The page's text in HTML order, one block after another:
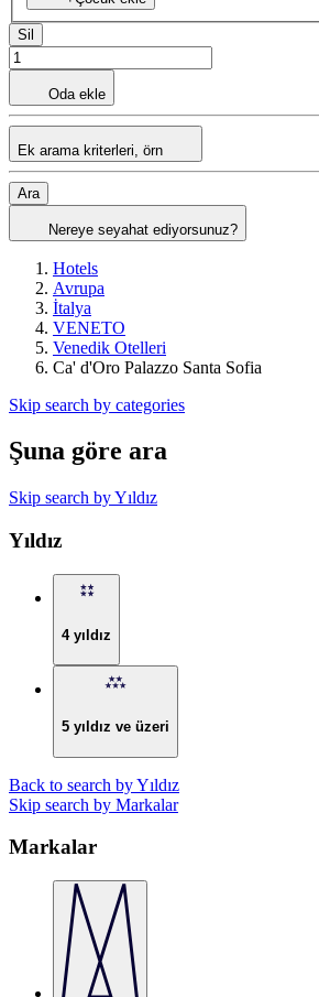
Sil
Oda ekle
Ek arama kriterleri, örn
Ara
Nereye seyahat ediyorsunuz?
Hotels
Avrupa
İtalya
VENETO
Venedik Otelleri
Ca' d'Oro Palazzo Santa Sofia
Skip search by categories
Şuna göre ara
Skip search by Yıldız
Yıldız
4 yıldız
5 yıldız ve üzeri
Back to search by Yıldız
Skip search by Markalar
Markalar